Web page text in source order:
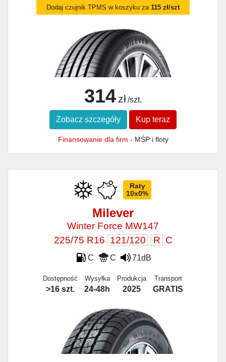
Dodaj czujnik TPMS w koszyku za 115 zł/szt
314 zł /szt.
Zobacz szczegóły Kup teraz
Finansowanie dla firm - MŚP i floty
Raty
10x0%
Milever
Winter Force MW147
225/75 R16 121/120 R C
C C 71dB
Dostępność
>16 szt.
Wysyłka
24-48h
Produkcja
2025
Transport
GRATIS